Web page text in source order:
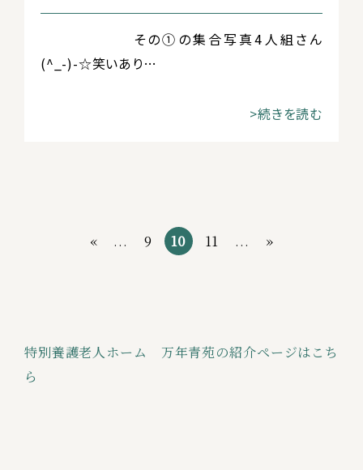
その①の集合写真4人組さん
(^_-)-☆笑いあり…
>続きを読む
« ... 9 10 11 ... »
特別養護老人ホーム 万年青苑の紹介ページはこち
ら